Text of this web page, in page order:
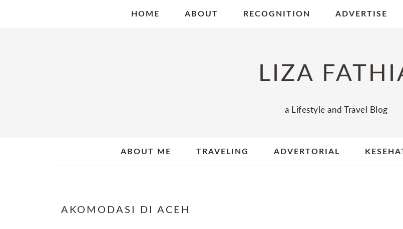
HOME ABOUT RECOGNITION ADVERTISE
LIZA
a Lifestyle and Travel Blog
ABOUT ME TRAVELING ADVERTORIAL
AKOMODASI DI ACEH